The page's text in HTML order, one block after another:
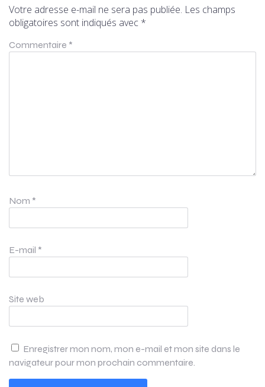
Votre adresse e-mail ne sera pas publiée. Les champs
obligatoires sont indiqués avec *
Commentaire *
Nom *
E-mail *
Site web
Enregistrer mon nom, mon e-mail et mon site dans le
navigateur pour mon prochain commentaire.